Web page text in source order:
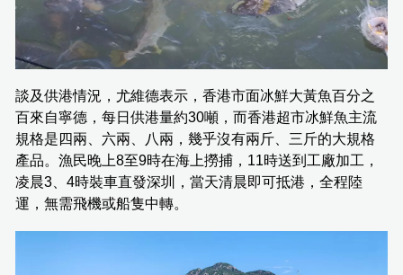
談及供港情況，尤維德表示，香港市面冰鮮大黃魚百分之
百來自寧德，每日供港量約30噸，而香港超市冰鮮魚主流
規格是四兩、六兩、八兩，幾乎沒有兩斤、三斤的大規格
產品。漁民晚上8至9時在海上撈捕，11時送到工廠加工，
凌晨3、4時裝車直發深圳，當天清晨即可抵港，全程陸
運，無需飛機或船隻中轉。